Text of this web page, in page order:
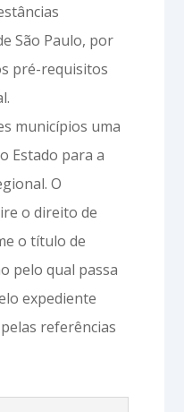
São Paulo, por
pré-requisitos
municípios uma
Estado para a
O
o direito de
o título de
pelo qual passa
expediente
referências